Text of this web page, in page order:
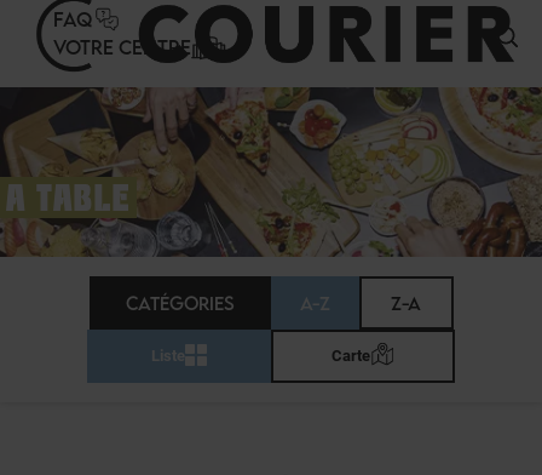
FAQ
VOTRE CENTRE
A TABLE
CATÉGORIES A-Z Z-A
Liste Carte
Panneau de gestion des cookies